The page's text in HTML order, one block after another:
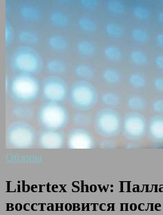
Обзоры
Libertex Show:
восстановится